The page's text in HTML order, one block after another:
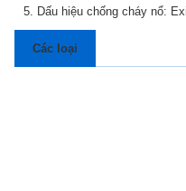
5. Dấu hiệu chống cháy nổ:
Các loại